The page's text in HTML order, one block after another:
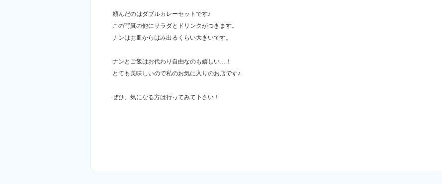
頼んだのはダブルカレーセットです♪
この写真の他にサラダとドリンクがつきます。
ナンはお皿からはみ出るくらい大きいです。
ナンとご飯はお代わり自由なのも嬉しい…！
とても美味しいので私のお気に入りのお店です♪
ぜひ、気になる方は行ってみて下さい！